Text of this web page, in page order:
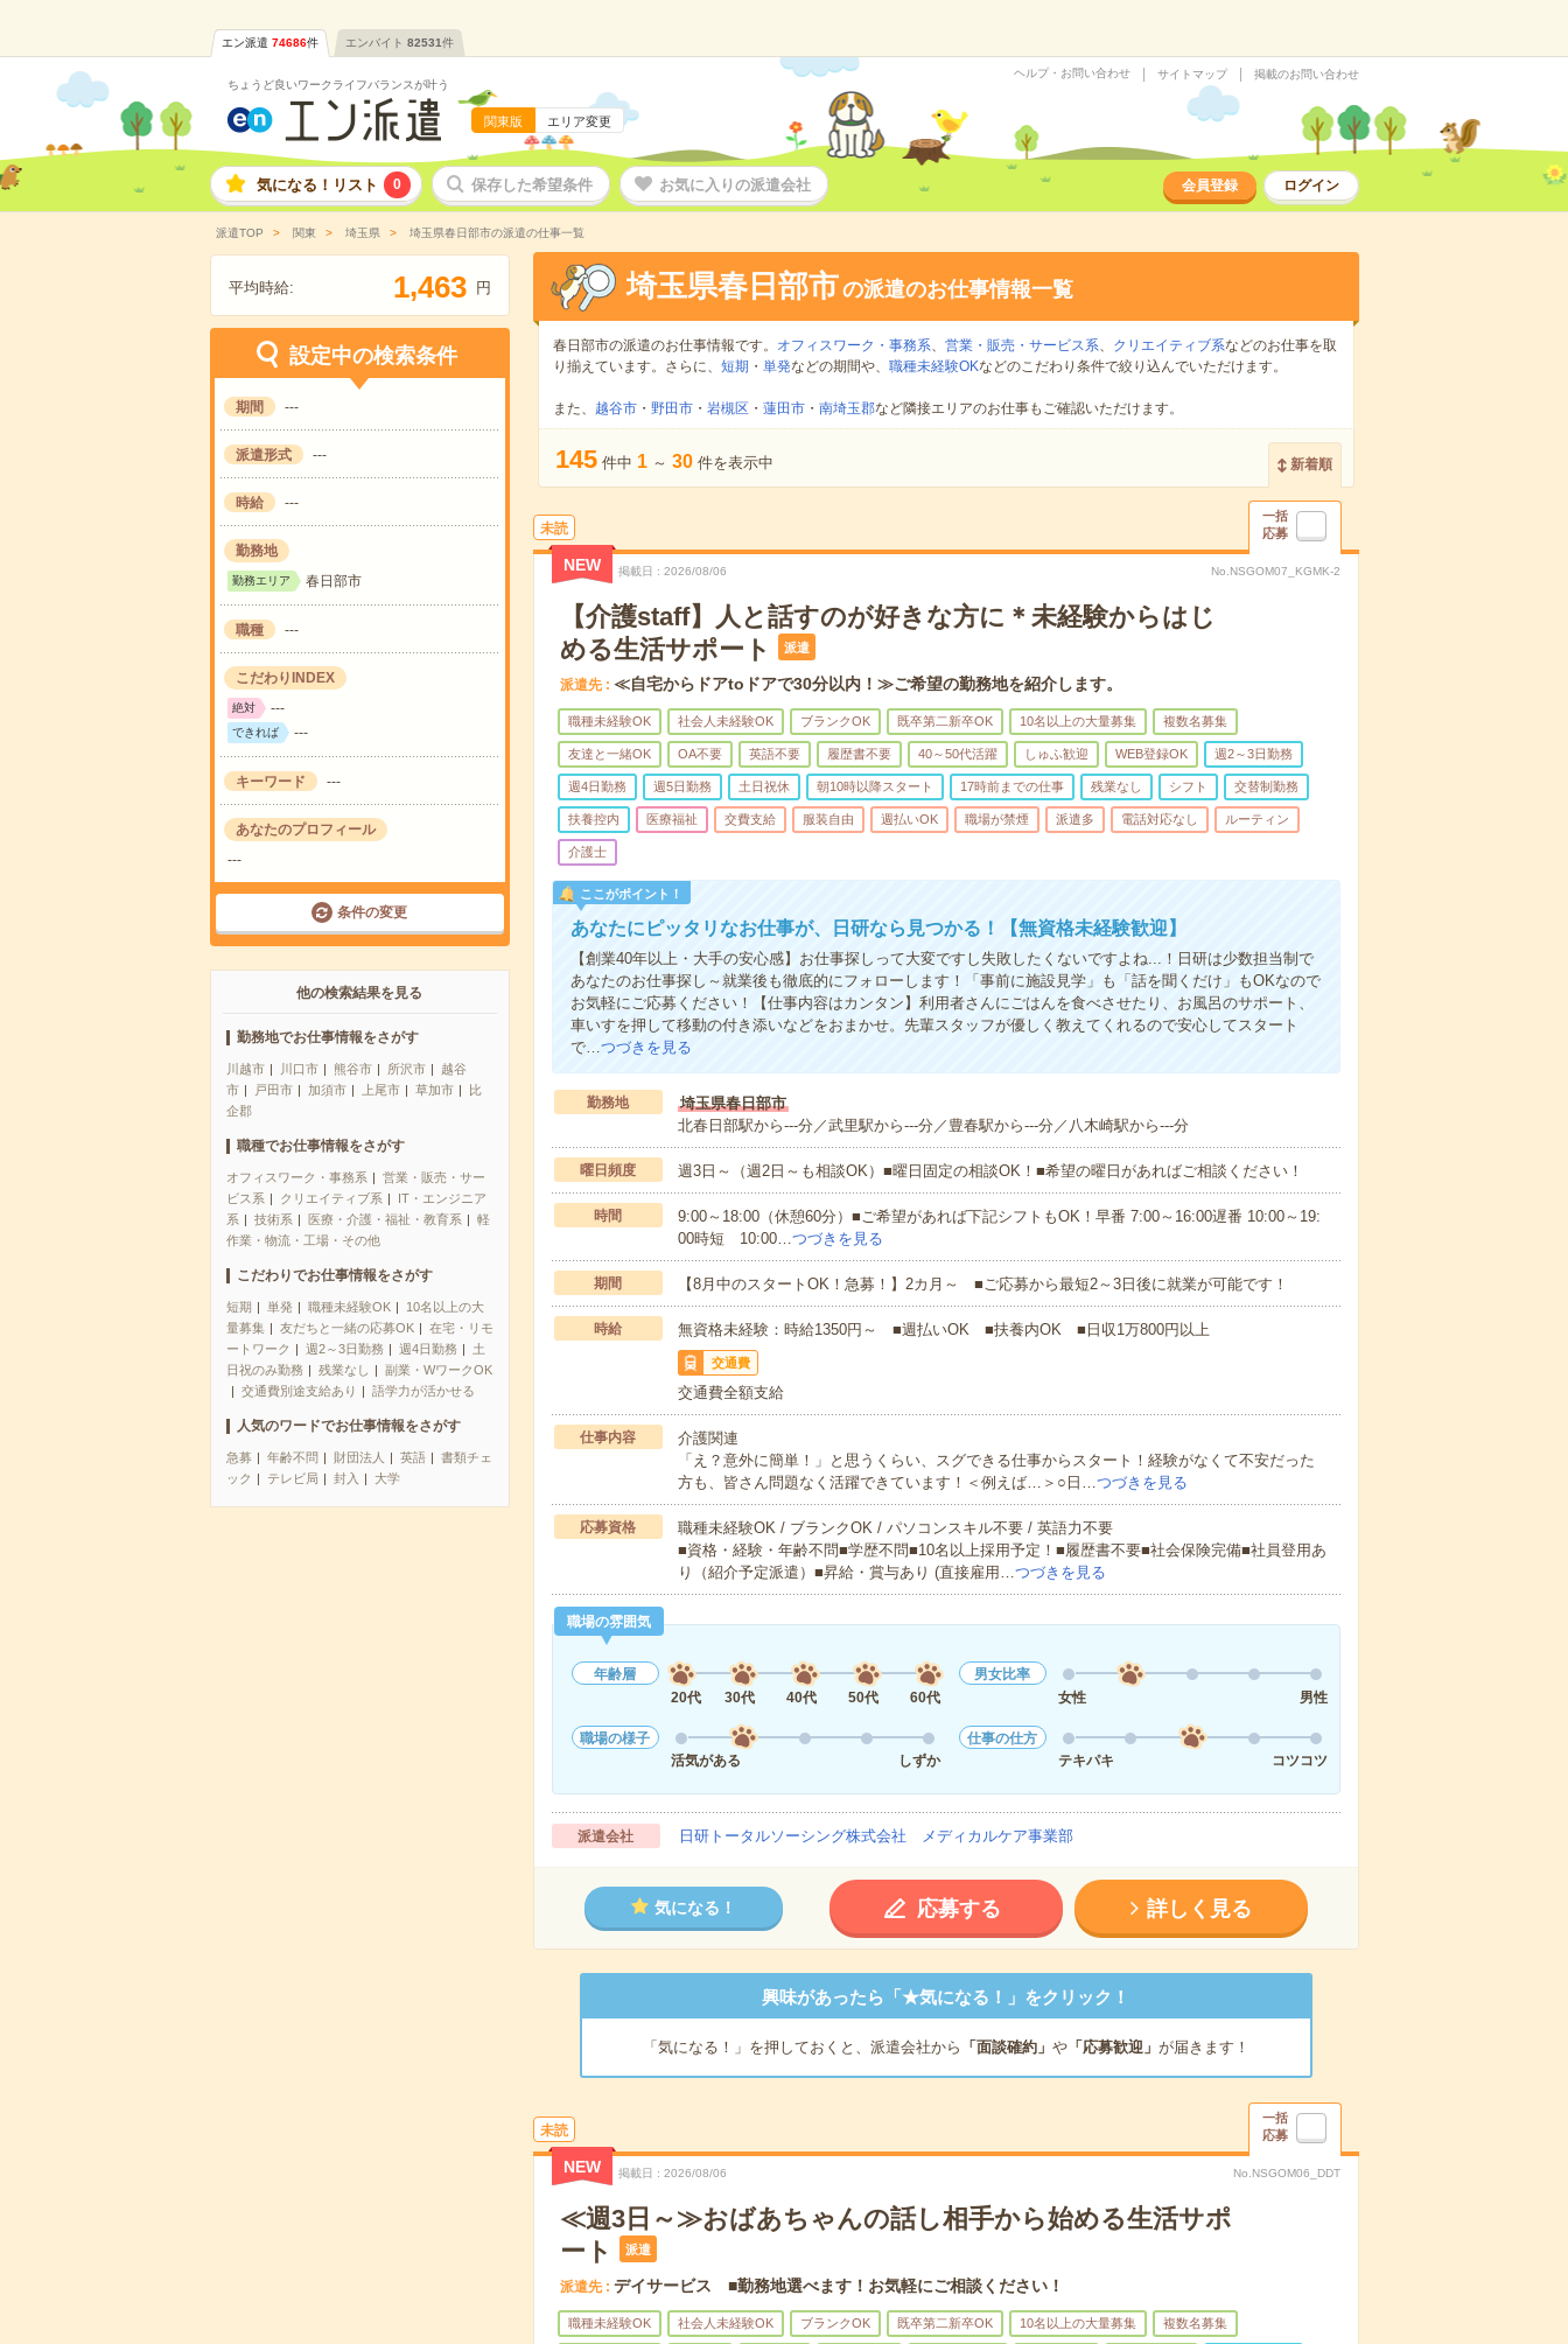
エン派遣 74686件 エンバイト 82531件
ちょうど良いワークライフバランスが叶う
関東版 エリア変更
ヘルプ・お問い合わせ サイトマップ 掲載のお問い合わせ
気になる！リスト 0 保存した希望条件 お気に入りの派遣会社 会員登録 ログイン
派遣TOP 関東 埼玉県 埼玉県春日部市の派遣の仕事一覧
平均時給: 1,463 円
設定中の検索条件
期間 ---
派遣形式 ---
時給 ---
勤務地
勤務エリア 春日部市
職種 ---
こだわりINDEX
絶対 ---
できれば ---
キーワード ---
あなたのプロフィール
---
条件の変更
他の検索結果を見る
勤務地でお仕事情報をさがす
川越市 川口市 熊谷市 所沢市
越谷
市
戸田市 加須市 上尾市 草加市
比
企郡
職種でお仕事情報をさがす
オフィスワーク・事務系
営業・販売・サー
ビス系
クリエイティブ系
IT・エンジニア
系
技術系 医療・介護・福祉・教育系
軽
作業・物流・工場・その他
こだわりでお仕事情報をさがす
短期 単発 職種未経験OK
10名以上の大
量募集
友だちと一緒の応募OK
在宅・リモ
ートワーク
週2～3日勤務 週4日勤務
土
日祝のみ勤務
残業なし
副業・WワークOK
交通費別途支給あり
語学力が活かせる
人気のワードでお仕事情報をさがす
急募 年齢不問 財団法人 英語
書類チェ
ック
テレビ局 封入 大学
埼玉県春日部市の派遣のお仕事情報一覧
春日部市の派遣のお仕事情報です。 オフィスワーク・事務系、 営業・販売・サービス系、 クリエイティブ系などのお仕事を取
り揃えています。さらに、 短期 ・ 単発などの期間や、 職種未経験OKなどのこだわり条件で絞り込んでいただけます。
また、 越谷市・ 野田市・ 岩槻区 ・ 蓮田市・ 南埼玉郡など隣接エリアのお仕事もご確認いただけます。
145 件中 1 ～ 30 件を表示中 新着順
未読
一括
応募
NEW 掲載日 2026/08/06 No.NSGOM07_KGMK-2
【介護staff】人と話すのが好きな方に＊未経験からはじ
める生活サポート
派遣
派遣先 ≪自宅からドアtoドアで30分以内！≫ご希望の勤務地を紹介します。
職種未経験OK 社会人未経験OK ブランクOK 既卒第二新卒OK 10名以上の大量募集 複数名募集
友達と一緒OK OA不要 英語不要 履歴書不要 40～50代活躍 しゅふ歓迎 WEB登録OK 週2～3日勤務
週4日勤務 週5日勤務 土日祝休 朝10時以降スタート 17時前までの仕事 残業なし シフト 交替制勤務
扶養控内 医療福祉 交費支給 服装自由 週払いOK 職場が禁煙 派遣多 電話対応なし ルーティン
介護士
ここがポイント！
あなたにピッタリなお仕事が、日研なら見つかる！【無資格未経験歓迎】
【創業40年以上・大手の安心感】お仕事探しって大変ですし失敗したくないですよね...！日研は少数担当制で
あなたのお仕事探し～就業後も徹底的にフォローします！「事前に施設見学」も「話を聞くだけ」もOKなので
お気軽にご応募ください！【仕事内容はカンタン】利用者さんにごはんを食べさせたり、お風呂のサポート、
車いすを押して移動の付き添いなどをおまかせ。先輩スタッフが優しく教えてくれるので安心してスタート
で…つづきを見る
勤務地
埼玉県春日部市
北春日部駅から---分／武里駅から---分／豊春駅から---分／八木崎駅から---分
曜日頻度 週3日～（週2日～も相談OK）■曜日固定の相談OK！■希望の曜日があればご相談ください！
時間
9:00～18:00（休憩60分）■ご希望があれば下記シフトもOK！早番 7:00～16:00遅番 10:00～19:
00時短 10:00…つづきを見る
期間 【8月中のスタートOK！急募！】2カ月～ ■ご応募から最短2～3日後に就業が可能です！
時給 無資格未経験：時給1350円～ ■週払いOK ■扶養内OK ■日収1万800円以上
交通費
交通費全額支給
仕事内容
介護関連
「え？意外に簡単！」と思うくらい、スグできる仕事からスタート！経験がなくて不安だった
方も、皆さん問題なく活躍できています！＜例えば…＞○日…つづきを見る
応募資格
職種未経験OK / ブランクOK / パソコンスキル不要 / 英語力不要
■資格・経験・年齢不問■学歴不問■10名以上採用予定！■履歴書不要■社会保険完備■社員登用あ
り（紹介予定派遣）■昇給・賞与あり (直接雇用…つづきを見る
職場の雰囲気
年齢層
20代
30代 40代 50代 60代
男女比率
女性
男性
職場の様子
活気がある
しずか
仕事の仕方
テキパキ
コツコツ
派遣会社 日研トータルソーシング株式会社 メディカルケア事業部
気になる！ 応募する 詳しく見る
興味があったら「★気になる！」をクリック！
「気になる！」を押しておくと、派遣会社から 「面談確約」 や「応募歓迎」 が届きます！
未読
一括
応募
NEW 掲載日 2026/08/06 No.NSGOM06_DDT
≪週3日～≫おばあちゃんの話し相手から始める生活サポ
ート
派遣
派遣先 デイサービス ■勤務地選べます！お気軽にご相談ください！
職種未経験OK 社会人未経験OK ブランクOK 既卒第二新卒OK 10名以上の大量募集 複数名募集